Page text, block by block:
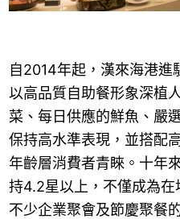
自2014年起，漢來海港進
以高品質自助餐形象深植
菜、每日供應的鮮魚、嚴
保持高水準表現，並搭配
年齡層消費者青睞。十年
持4.2星以上，不僅成為
不少企業聚會及節慶聚餐